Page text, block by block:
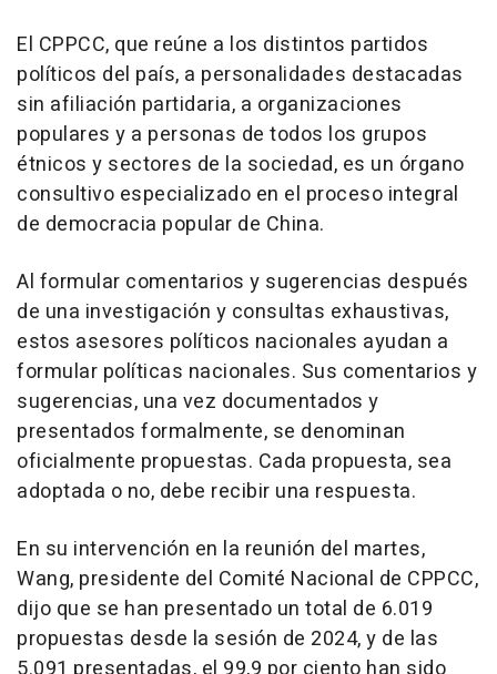
El CPPCC, que reúne a los distintos partidos
políticos del país, a personalidades destacadas
sin afiliación partidaria, a organizaciones
populares y a personas de todos los grupos
étnicos y sectores de la sociedad, es un órgano
consultivo especializado en el proceso integral
de democracia popular de China.
Al formular comentarios y sugerencias después
de una investigación y consultas exhaustivas,
estos asesores políticos nacionales ayudan a
formular políticas nacionales. Sus comentarios y
sugerencias, una vez documentados y
presentados formalmente, se denominan
oficialmente propuestas. Cada propuesta, sea
adoptada o no, debe recibir una respuesta.
En su intervención en la reunión del martes,
Wang, presidente del Comité Nacional de CPPCC,
dijo que se han presentado un total de 6.019
propuestas desde la sesión de 2024, y de las